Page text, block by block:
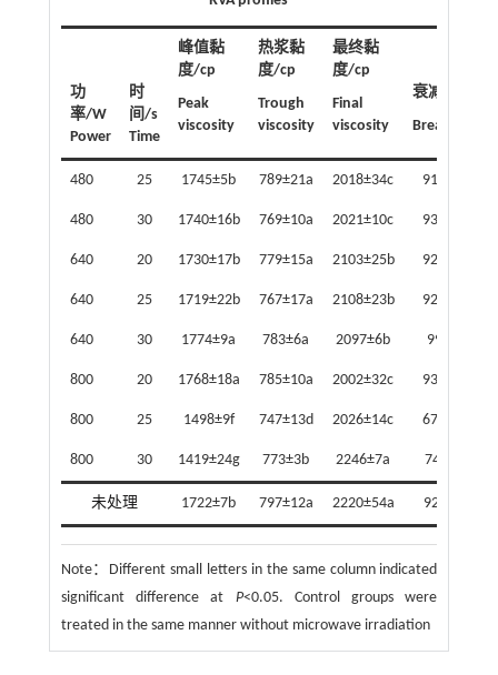
功
率/W
Power
时
间/s
Time
峰值黏
度/cp
Peak
viscosity
热浆黏
度/cp
Trough
viscosity
最终黏
度/cp
Final
viscosity
衰减值/cp
Breakdown
未处理 1722±7b 797±12a 2220±54a 924±7bc
480 25 1745±5b 789±21a 2018±34c 919±27b
480 30 1740±16b 769±10a 2021±10c 930±15b
640 20 1730±17b 779±15a 2103±25b 927±25b
640 25 1719±22b 767±17a 2108±23b 928±22b
640 30 1774±9a 783±6a 2097±6b 990±7a
800 20 1768±18a 785±10a 2002±32c 938±10b
800 25 1498±9f 747±13d 2026±14c 671±10h
800 30 1419±24g 773±3b 2246±7a 745±5fg
Note：
Different small letters in the same column indicated
significant difference at P<0.05. Control groups were
treated in the same manner without microwave irradiation